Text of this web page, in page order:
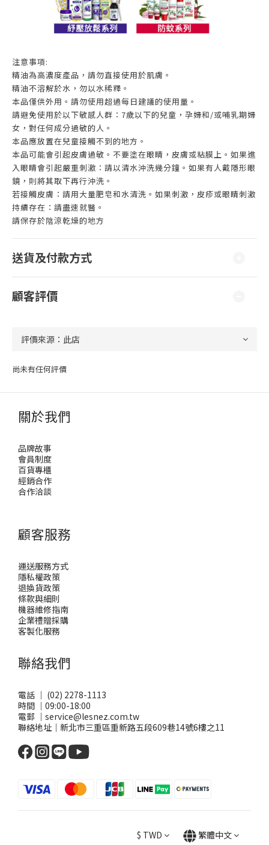
注意事項:
精油為高濃度產品，請勿直接使用於肌膚。
精油不溶解於水，勿以水稀釋。
本品僅供外用。請勿使用超過每日建議的使用量。
請避免使用於以下敏感人群：7歲以下的兒童，孕婦和/或哺乳期婦
女，對任何成分過敏的人。
本品應放置在兒童接觸不到的地方。
本品可能會引起皮膚過敏。不要塗在眼睛，皮膚或粘膜上。如果進
入眼睛會引起嚴重刺激：請以清水沖洗幾分鐘。如果有人戴隱形眼
鏡，則將其取下再行沖洗。
若接觸皮膚：請用大量肥皂和水清洗。如果刺激，皮疹或眼睛刺激
持續存在：請盡速就醫。
請保存於陰涼乾燥的地方
送貨及付款方式
顧客評價
尚未有任何評價
關於我們
品牌故事
會員制度
百貨專櫃
經銷合作
合作洽談
顧客服務
運送服務方式
隱私權政策
退換貨政策
條款與細則
機器維修指南
企業禮贈採購
客製化服務
聯絡我們
電話 ｜ (02) 2278-1113
時間 ｜09:00-18:00
電郵 ｜service@lesnez.com.tw
聯絡地址｜新北市三重區重新路五段609巷14號6樓之11
$ TWD 繁體中文